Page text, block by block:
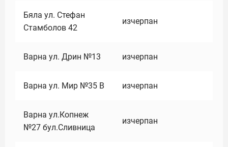
Бяла ул. Стефан
Стамболов 42
изчерпан
Варна ул. Дрин №13 изчерпан
Варна ул. Мир №35 В изчерпан
Варна ул.Копнеж
№27 бул.Сливница
изчерпан